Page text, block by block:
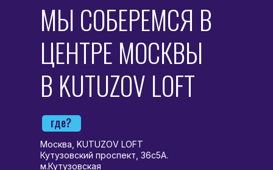
МЫ СОБЕРЕМСЯ В
ЦЕНТРЕ МОСКВЫ
В KUTUZOV LOFT
где?
Москва, KUTUZOV LOFT
Кутузовский проспект, 36с5А.
м.Кутузовская